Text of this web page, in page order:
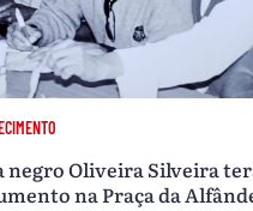
negro Oliveira Silveira
na Praça da